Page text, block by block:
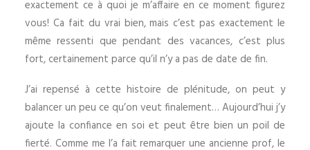
exactement ce à quoi je m’affaire en ce moment figurez
vous! Ca fait du vrai bien, mais c’est pas exactement le
même ressenti que pendant des vacances, c’est plus
fort, certainement parce qu’il n’y a pas de date de fin.
J’ai repensé à cette histoire de plénitude, on peut y
balancer un peu ce qu’on veut finalement… Aujourd’hui j’y
ajoute la confiance en soi et peut être bien un poil de
fierté. Comme me l’a fait remarquer une ancienne prof, le